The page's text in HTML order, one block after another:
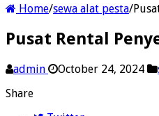
Home/sewa alat pesta/
Pusat Rental
admin October 24, 2024
Share